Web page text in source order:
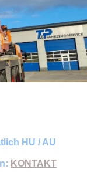
HU / AU
KONTAKT